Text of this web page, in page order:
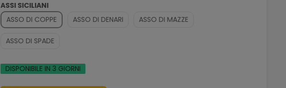
ASSI SICILIANI
ASSO DI COPPE
ASSO DI DENARI ASSO DI MAZZE
ASSO DI SPADE
DISPONIBILE IN 3 GIORNI